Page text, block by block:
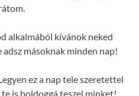
alkalmából kívánok neked
másoknak minden nap!
ez a nap tele szeretettel
is boldoggá teszel minket!